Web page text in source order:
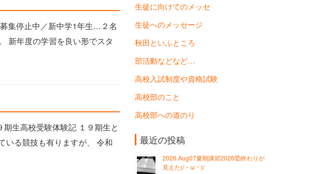
集停止中／新中学1年生…２名
新年度の学習を良い形でスタ
生高校受験体験記 １９期生と
る競技も有りますが、 令和
生徒に向けてのメッセ
生徒へのメッセージ
秋田といふところ
部活動などなど…
高校入試制度や資格試験
高校部のこと
高校部への道のり
最近の投稿
2026.Aug07夏期講習2026⑫終わりが
見えた(/・ω・)/